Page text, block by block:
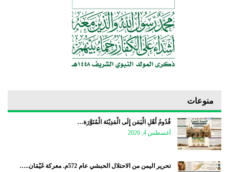
منوعات
قُدُومُ أَهْلِ الْيَمَن إِلَى الْمَدِيْنَة الْمُنَوَّرَة…
أغسطس 4, 2026
تحرير اليمن من الاحتلال الحبشي عام 572م. معركة غَيْمَان..…